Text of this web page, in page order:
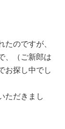
のですが、
、（ご新郎は
お探し中でし
ただきまし